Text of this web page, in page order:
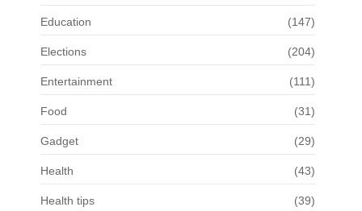
Education (147)
Elections (204)
Entertainment (111)
Food (31)
Gadget (29)
Health (43)
Health tips (39)